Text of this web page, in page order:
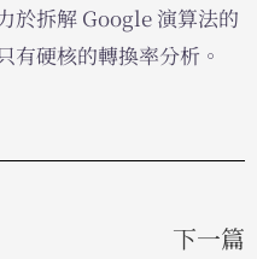
於拆解 Google 演算法的
有硬核的轉換率分析。
下一篇